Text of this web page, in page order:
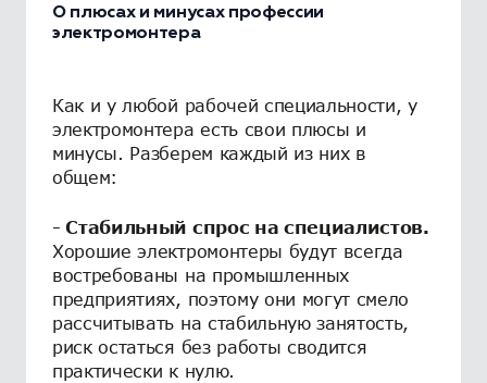
О плюсах и минусах профессии
электромонтера
Как и у любой рабочей специальности, у
электромонтера есть свои плюсы и
минусы. Разберем каждый из них в
общем:
- Стабильный спрос на специалистов.
Хорошие электромонтеры будут всегда
востребованы на промышленных
предприятиях, поэтому они могут смело
рассчитывать на стабильную занятость,
риск остаться без работы сводится
практически к нулю.